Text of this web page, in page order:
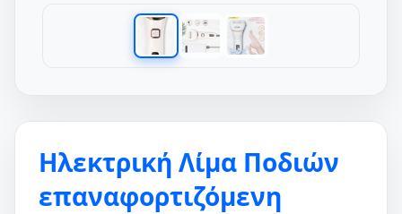
Ηλεκτρική Λίμα Ποδιών
επαναφορτιζόμενη